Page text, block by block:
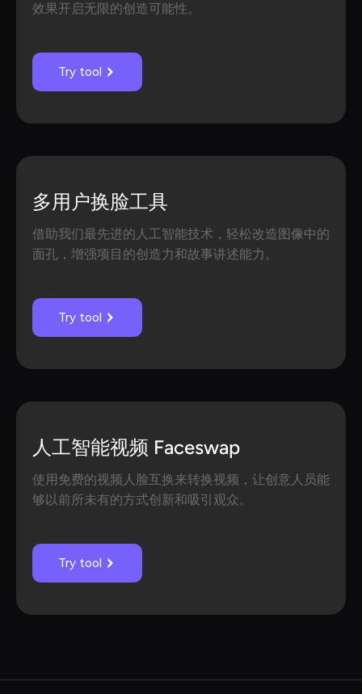
效果开启无限的创造可能性。
Try tool
多用户换脸工具
借助我们最先进的人工智能技术，轻松改造图像中的
面孔，增强项目的创造力和故事讲述能力。
Try tool
人工智能视频 Faceswap
使用免费的视频人脸互换来转换视频，让创意人员能
够以前所未有的方式创新和吸引观众。
Try tool